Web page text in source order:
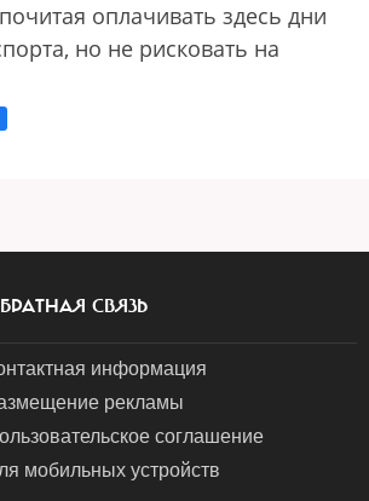
оплачивать здесь дни
но не рисковать на
СВЯЗЬ
информация
рекламы
соглашение
мобильных устройств